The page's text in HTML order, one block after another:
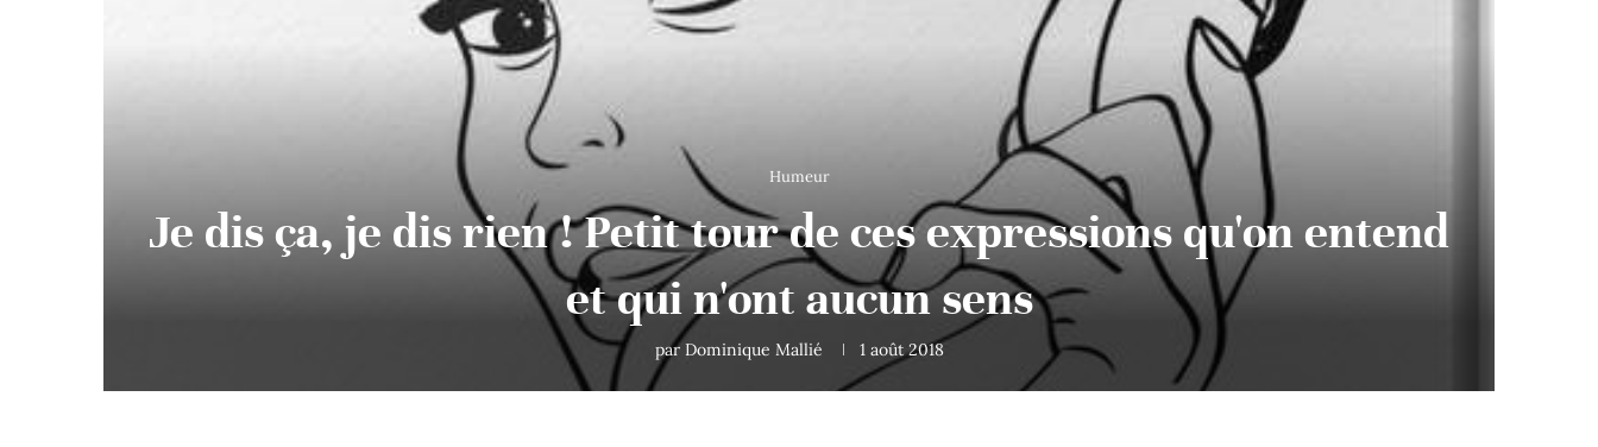
Humeur
Je dis ça, je dis rien ! Petit tour de ces expressions qu'on entend
et qui n'ont aucun sens
parDominique Mallié 1 août 2018